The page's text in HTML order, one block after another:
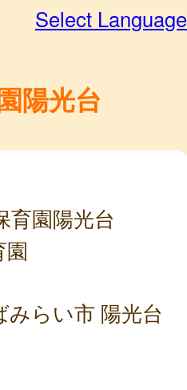
Select Language
陽光台
育園陽光台
園
みらい市 陽光台